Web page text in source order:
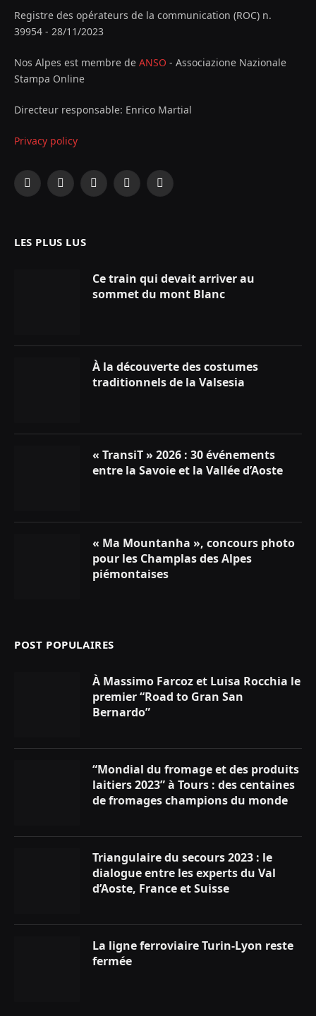
Registre des opérateurs de la communication (ROC) n.
39954 - 28/11/2023
Nos Alpes est membre de ANSO - Associazione Nazionale
Stampa Online
Directeur responsable: Enrico Martial
Privacy policy
Facebook
X
InstagramYouTubeLinkedIn
LES PLUS LUS
Ce train qui devait arriver au
sommet du mont Blanc
À la découverte des costumes
traditionnels de la Valsesia
« TransiT » 2026 : 30 événements
entre la Savoie et la Vallée d’Aoste
« Ma Mountanha », concours photo
pour les Champlas des Alpes
piémontaises
POST POPULAIRES
À Massimo Farcoz et Luisa Rocchia le
premier “Road to Gran San
Bernardo”
“Mondial du fromage et des produits
laitiers 2023” à Tours : des centaines
de fromages champions du monde
Triangulaire du secours 2023 : le
dialogue entre les experts du Val
d’Aoste, France et Suisse
La ligne ferroviaire Turin-Lyon reste
fermée